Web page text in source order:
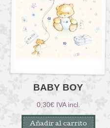
BABY BOY
0,30€ IVA incl.
Añadir al carrito